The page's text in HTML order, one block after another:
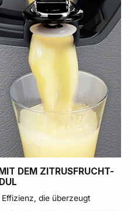
DEM ZITRUSFRUCHT-
die überzeugt